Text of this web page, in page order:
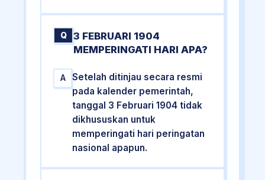
Q
3 FEBRUARI 1904
MEMPERINGATI HARI APA?
A
Setelah ditinjau secara resmi
pada kalender pemerintah,
tanggal 3 Februari 1904 tidak
dikhususkan untuk
memperingati hari peringatan
nasional apapun.